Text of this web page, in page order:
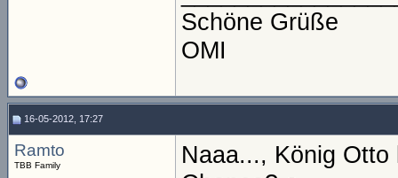
Schöne Grüße
OMI
16-05-2012, 17:27
Ramto
TBB Family
Naaa..., König